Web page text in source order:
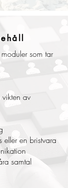
som tar
vikten av
eller en bristvara
samtal